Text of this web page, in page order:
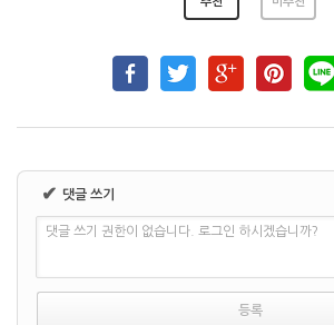
✔ 댓글 쓰기
댓글 쓰기 권한이 없습니다. 로그인 하시겠습니까?